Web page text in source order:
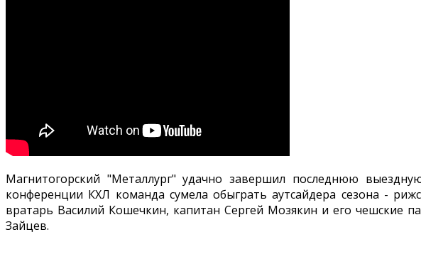
Магнитогорский "Металлург" удачно завершил последнюю
конференции КХЛ команда сумела обыграть аутсайдера сезона -
вратарь Василий Кошечкин, капитан Сергей Мозякин и его чешские
Зайцев.